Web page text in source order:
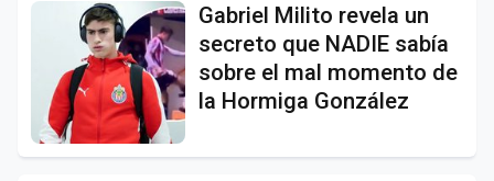
Gabriel Milito revela un
secreto que NADIE sabía
sobre el mal momento de
la Hormiga González